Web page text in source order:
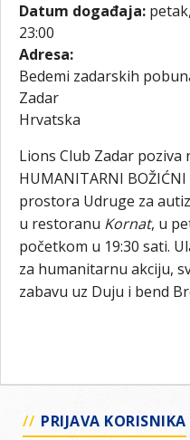
Datum događaja:
23:00
Adresa:
Bedemi zadarskih
Zadar
Hrvatska
Lions Club Zadar poziva
HUMANITARNI
prostora Udruge za
u restoranu Kornat, u
početkom u 19:30 sati.
za humanitarnu akciju,
zabavu uz Duju i bend
PRIJAVA KORISNIKA